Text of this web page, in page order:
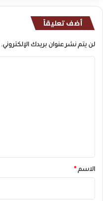
أضف تعليقاً
لن يتم نشر عنوان بريدك الإلكتروني.
*
الاسم *